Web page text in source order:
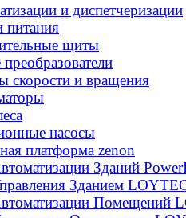
и диспетчеризации
питания
щиты
скорости и вращения
насосы
платформа zenon
Зданий
Зданием
Помещений